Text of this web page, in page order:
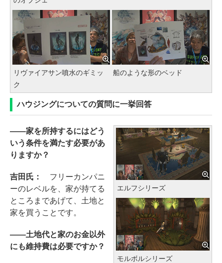
リヴァイアサン噴水のギミッ
ク
船のような形のベッド
ハウジングについての質問に一挙回答
エルフシリーズ
モルボルシリーズ
――家を所持するにはどう
いう条件を満たす必要があ
りますか？
吉田氏： フリーカンパニ
ーのレベルを、家が持てる
ところまであげて、土地と
家を買うことです。
――土地代と家のお金以外
にも維持費は必要ですか？